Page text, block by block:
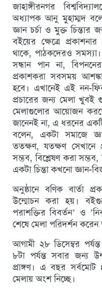
জাহাঙ্গীরনগর
অধ্যাপক আনু মুহাম্মদ
জ্ঞান চর্চা ও মুক্ত
বইয়ের ক্ষেত্রে
থাকে, পাঠকদেরও
সন্ধান পান না,
প্রকাশকরা সবসময়
হবে। এখানেই এই নন-
প্রচারের জন্য মেলা খুবই
মেলাগুলোর আয়োজন
জানেনই না, এ ধরনের
বলেন, একটা সমাজে
ততক্ষণ, যতক্ষণ সেখানে
সম্ভব, বিশ্লেষণ করা
একটা চিন্তা কখনো জ্ঞান-
অনুষ্ঠানে বণিক বার্তা
উন্মোচন করা হয়।
পরাশক্তির বিবর্তন’ ও
শেষে মেলা পরিদর্শন করেন
আগামী ২৮ ডিসেম্বর
৮টা পর্যন্ত সবার জন্য
প্রাঙ্গণ। এ বছর সর্বমোট
মেলায় অংশ নিচ্ছে।